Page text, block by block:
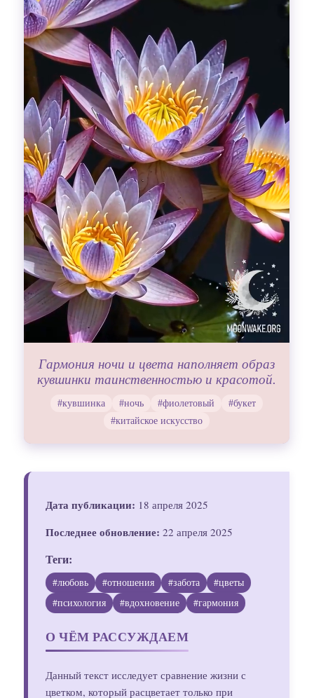
Гадания
Красоты!
Fashion
Выдох
Гармония ночи и цвета наполняет образ
кувшинки таинственностью и красотой.
#кувшинка #ночь #фиолетовый
#букет
#китайское искусство
Дата публикации: 18 апреля 2025
Последнее обновление: 22 апреля 2025
Теги:
#любовь #отношения #забота
#цветы
#психология
#вдохновение #гармония
О ЧЁМ РАССУЖДАЕМ
Данный текст исследует сравнение жизни с
цветком, который расцветает только при